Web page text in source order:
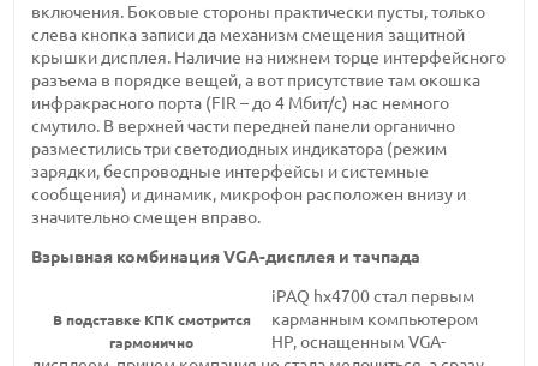
включения. Боковые стороны практически пусты, только
слева кнопка записи да механизм смещения защитной
крышки дисплея. Наличие на нижнем торце интерфейсного
разъема в порядке вещей, а вот присутствие там окошка
инфракрасного порта (FIR – до 4 Мбит/c) нас немного
смутило. В верхней части передней панели органично
разместились три светодиодных индикатора (режим
зарядки, беспроводные интерфейсы и системные
сообщения) и динамик, микрофон расположен внизу и
значительно смещен вправо.
Взрывная комбинация VGA-дисплея и тачпада
В подставке КПК смотрится
гармонично
iPAQ hx4700 стал первым
карманным компьютером
HP, оснащенным VGA-